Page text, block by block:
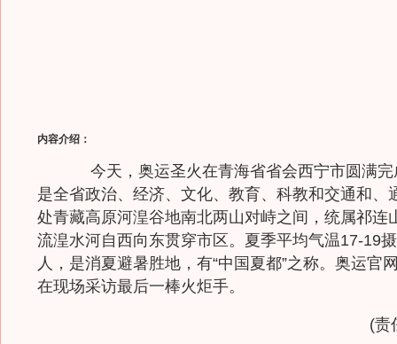
内容介绍：
今天，奥运圣火在青海省省会西宁市圆满完
是全省政治、经济、文化、教育、科教和交通和、
处青藏高原河湟谷地南北两山对峙之间，统属祁连
流湟水河自西向东贯穿市区。夏季平均气温17-19
人，是消夏避暑胜地，有“中国夏都”之称。奥运官
在现场采访最后一棒火炬手。
(责